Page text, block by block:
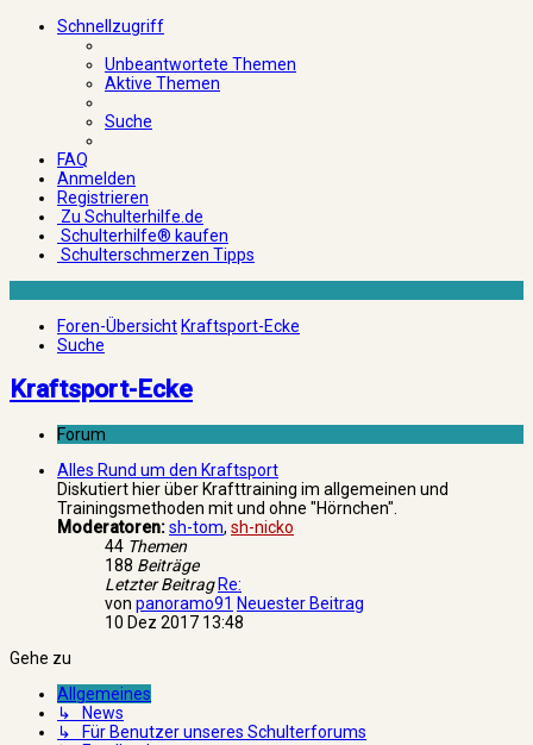
Schnellzugriff
Unbeantwortete Themen
Aktive Themen
Suche
FAQ
Anmelden
Registrieren
Zu Schulterhilfe.de
Schulterhilfe® kaufen
Schulterschmerzen Tipps
Foren-Übersicht Kraftsport-Ecke
Suche
Kraftsport-Ecke
Forum
Alles Rund um den Kraftsport
Diskutiert hier über Krafttraining im allgemeinen und
Trainingsmethoden mit und ohne "Hörnchen".
Moderatoren:sh-tom, sh-nicko
44 Themen
188 Beiträge
Letzter Beitrag Re:
von panoramo91 Neuester Beitrag
10 Dez 2017 13:48
Gehe zu
Allgemeines
↳ News
↳ Für Benutzer unseres Schulterforums